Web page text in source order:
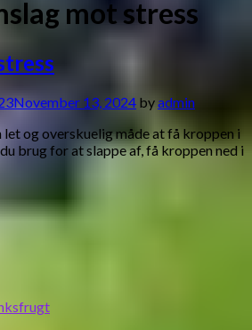
mot stress
November 13, 2024 byadmin
let og overskuelig måde at få kroppen i
brug for at slappe af, få kroppen ned i